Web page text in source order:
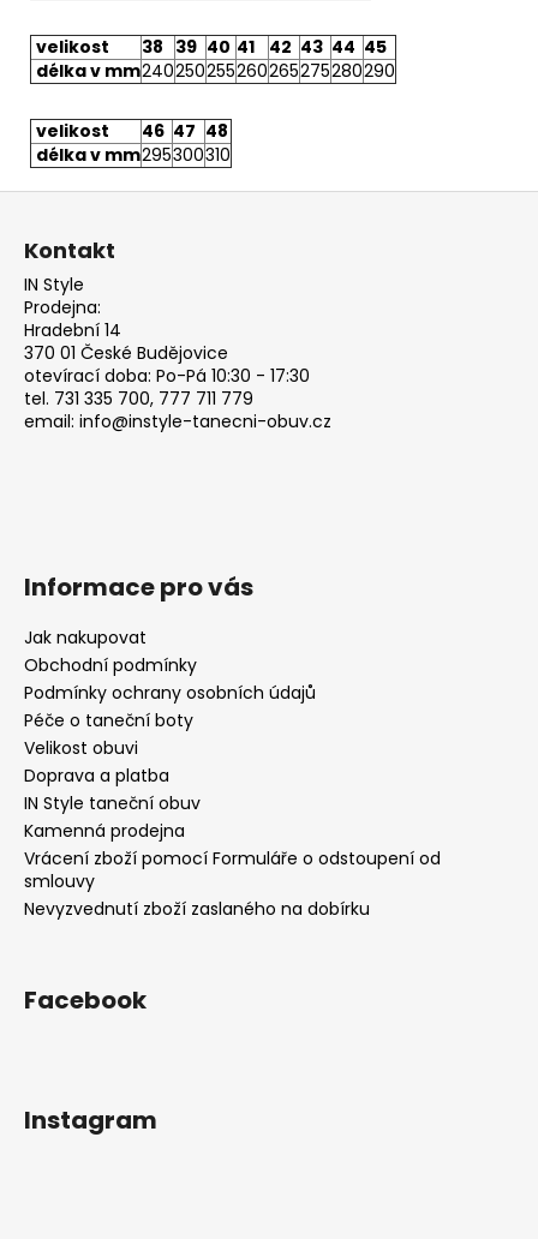
velikost 38 39 40 41 42 43 44 45
délka v mm240250255260265275280290
velikost 46 47 48
délka v mm295300310
Z
Kontakt
IN Style
Prodejna:
Hradební 14
370 01 České Budějovice
otevírací doba: Po-Pá 10:30 - 17:30
tel. 731 335 700, 777 711 779
email: info@instyle-tanecni-obuv.cz
Informace pro vás
Jak nakupovat
Obchodní podmínky
Podmínky ochrany osobních údajů
Péče o taneční boty
Velikost obuvi
Doprava a platba
IN Style taneční obuv
Kamenná prodejna
Vrácení zboží pomocí Formuláře o odstoupení od
smlouvy
Nevyzvednutí zboží zaslaného na dobírku
Facebook
Instagram